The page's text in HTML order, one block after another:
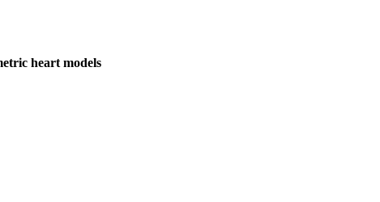
heart models